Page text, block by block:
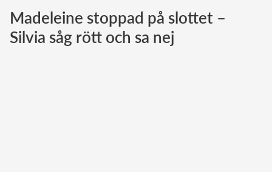
Norska kungahuset
Danska kungahuset
Madeleine stoppad på slottet –
Silvia såg rött och sa nej